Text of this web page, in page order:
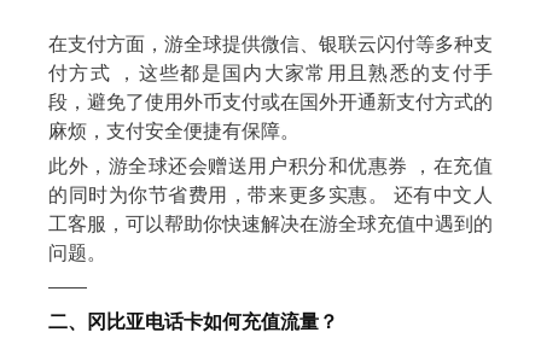
在支付方面，游全球提供微信、银联云闪付等多种支
付方式 ，这些都是国内大家常用且熟悉的支付手
段，避免了使用外币支付或在国外开通新支付方式的
麻烦，支付安全便捷有保障。
此外，游全球还会赠送用户积分和优惠券 ，在充值
的同时为你节省费用，带来更多实惠。 还有中文人
工客服，可以帮助你快速解决在游全球充值中遇到的
问题。
——
二、冈比亚电话卡如何充值流量？